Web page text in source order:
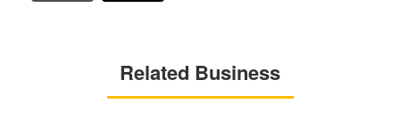
Related Business